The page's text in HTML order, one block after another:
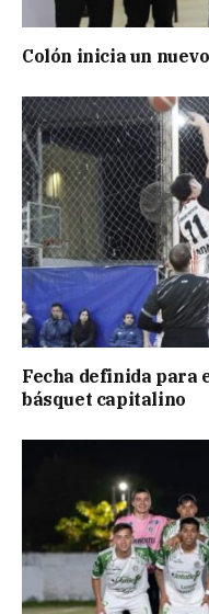
Colón inicia un
Fecha definida para
básquet capitalino